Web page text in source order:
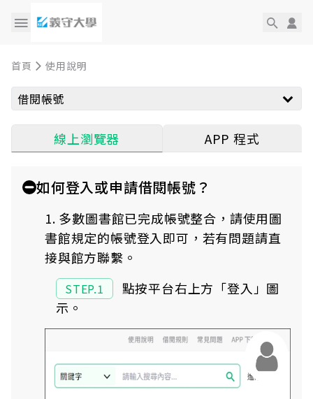
首頁 使用說明
借閱帳號
線上瀏覽器 APP 程式
如何登入或申請借閱帳號？
1. 多數圖書館已完成帳號整合，請使用圖
書館規定的帳號登入即可，若有問題請直
接與館方聯繫。
STEP.1
點按平台右上方「登入」圖
示。